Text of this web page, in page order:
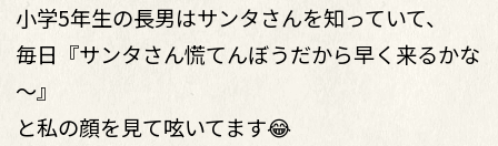
小学5年生の長男はサンタさんを知っていて、
毎日『サンタさん慌てんぼうだから早く来るかな
～』
と私の顔を見て呟いてます😂